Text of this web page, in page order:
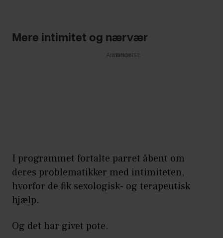
Mere intimitet og nærvær
Annonce
I programmet fortalte parret åbent om
deres problematikker med intimiteten,
hvorfor de fik sexologisk- og terapeutisk
hjælp.
Og det har givet pote.